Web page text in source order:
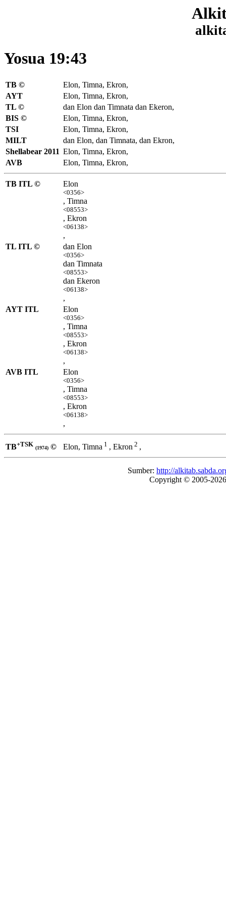
Yosua 19:43
TB © Elon, Timna, Ekron,
AYT
Elon, Timna, Ekron,
TL ©
dan Elon dan Timnata dan Ekeron,
BIS ©
Elon, Timna, Ekron,
TSI
Elon, Timna, Ekron,
MILT
dan Elon, dan Timnata, dan Ekron,
Shellabear 2011 Elon, Timna, Ekron,
AVB
Elon, Timna, Ekron,
TB ITL © Elon
<0356>
, Timna
<08553>
, Ekron
<06138>
,
TL ITL ©
dan Elon
<0356>
dan Timnata
<08553>
dan Ekeron
<06138>
,
AYT ITL
Elon
<0356>
, Timna
<08553>
, Ekron
<06138>
,
AVB ITL
Elon
<0356>
, Timna
<08553>
, Ekron
<06138>
,
TB+TSK (1974) © Elon, Timna 1 , Ekron 2 ,
Sumber: http://
Copyright © 2005-